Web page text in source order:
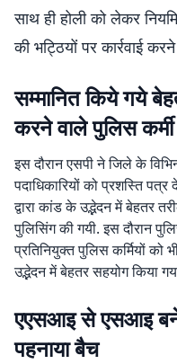
साथ ही होली को लेकर
की भट्ठियों पर कार्रवाई
सम्मानित किये गये
करने वाले पुलिस कर्मी
इस दौरान एसपी ने जिले के
पदाधिकारियों को प्रशस्ति
द्वारा कांड के उद्भेदन में बेहतर
पुलिसिंग की गयी. इस दौरान
प्रतिनियुक्त पुलिस कर्मियों को
उद्भेदन में बेहतर सहयोग किया
एएसआइ से एसआइ बने
पहनाया बैच